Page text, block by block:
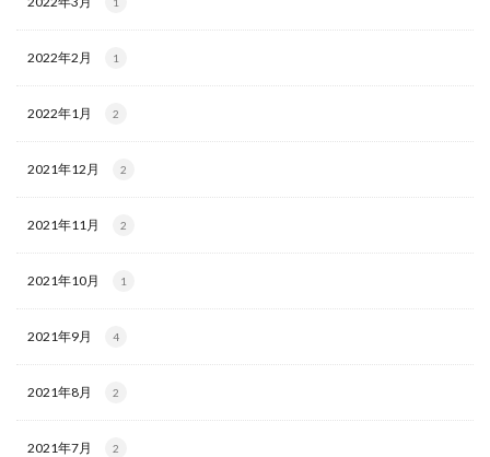
2022年2月 1
2022年1月 2
2021年12月 2
2021年11月 2
2021年10月 1
2021年9月 4
2021年8月 2
2021年7月 2